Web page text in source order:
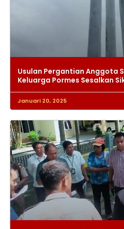
Usulan Pergantian Anggota
Keluarga Pormes Sesalkan
Januari 20, 2025